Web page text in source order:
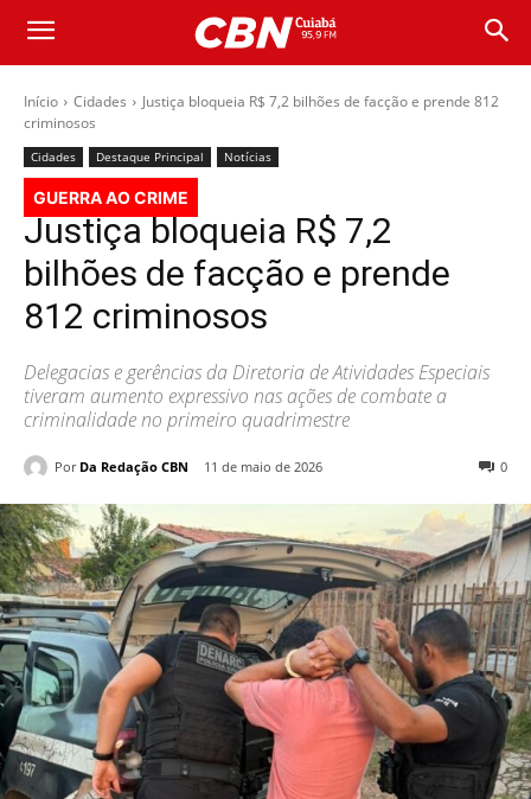
Início Cidades
Justiça bloqueia R$ 7,2 bilhões de facção e prende 812
criminosos
Cidades Destaque Principal Notícias
GUERRA AO CRIME
Justiça bloqueia R$ 7,2
bilhões de facção e prende
812 criminosos
Delegacias e gerências da Diretoria de Atividades Especiais
tiveram aumento expressivo nas ações de combate a
criminalidade no primeiro quadrimestre
Por Da Redação CBN 11 de maio de 2026 0